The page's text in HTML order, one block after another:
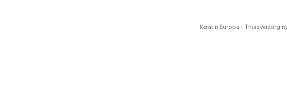
Keratin Europa ›